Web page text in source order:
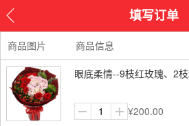
填写订单
商品图片 商品信息
眼底柔情--9枝红玫瑰、2
¥200.00